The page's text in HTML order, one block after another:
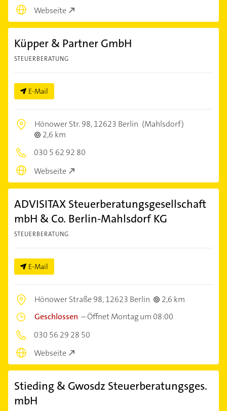
Webseite
Küpper & Partner GmbH
STEUERBERATUNG
E-Mail
Hönower Str. 98,12623 Berlin (Mahlsdorf)
2,6 km
030 5 62 92 80
Webseite
ADVISITAX Steuerberatungsgesellschaft
mbH & Co. Berlin-Mahlsdorf KG
STEUERBERATUNG
E-Mail
Hönower Straße 98,12623 Berlin
2,6 km
Geschlossen –Öffnet Montag um 08:00
030 56 29 28 50
Webseite
Stieding & Gwosdz Steuerberatungsges.
mbH